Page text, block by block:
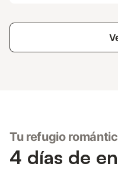
Tu refugio
4 días de